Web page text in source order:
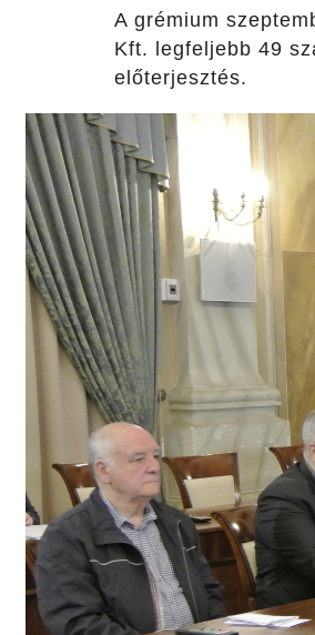
A grémium
Kft. legfeljebb 49
előterjesztés.